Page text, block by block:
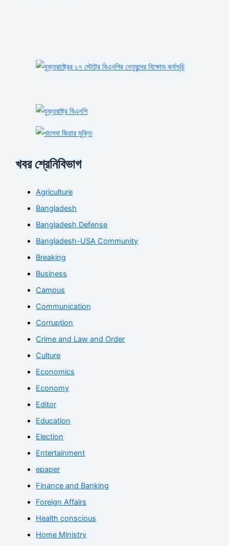
খবর শ্রেনিবিভাগ
Agriculture
Bangladesh
Bangladesh Defense
Bangladesh-USA Community
Breaking
Business
Campus
Communication
Corruption
Crime and Law and Order
Culture
Economics
Economy
Editor
Education
Election
Entertainment
epaper
Finance and Banking
Foreign Affairs
Health conscious
Home Ministry